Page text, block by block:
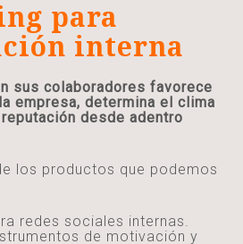
para
interna
sus colaboradores favorece
empresa, determina el clima
desde adentro
los productos que podemos
redes sociales internas.
de motivación y